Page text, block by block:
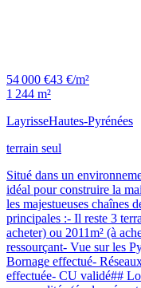
54 000 €43 €/m²
1 244 m²
LayrisseHautes-Pyrénées
terrain seul
Situé dans un
idéal pour construire la
les majestueuses chaînes
principales :- Il reste 3
acheter) ou 2011m² (à
ressourçant- Vue sur les
Bornage effectué-
effectuée- CU validé##